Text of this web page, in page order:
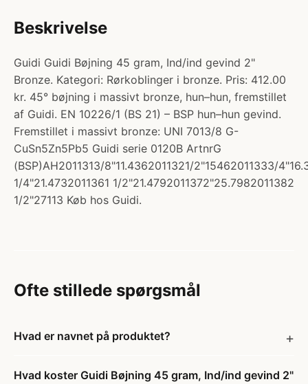
Beskrivelse
Guidi Guidi Bøjning 45 gram, Ind/ind gevind 2"
Bronze. Kategori: Rørkoblinger i bronze. Pris: 412.00
kr. 45° bøjning i massivt bronze, hun–hun, fremstillet
af Guidi. EN 10226/1 (BS 21) – BSP hun–hun gevind.
Fremstillet i massivt bronze: UNI 7013/8 G-
CuSn5Zn5Pb5 Guidi serie 0120B ArtnrG
(BSP)AH2011313/8"11.4362011321/2"15462011333/
1/4"21.4732011361 1/2"21.4792011372"25.7982011382
1/2"27113 Køb hos Guidi.
Ofte stillede spørgsmål
Hvad er navnet på produktet?
Hvad koster Guidi Bøjning 45 gram, Ind/ind gevind 2"